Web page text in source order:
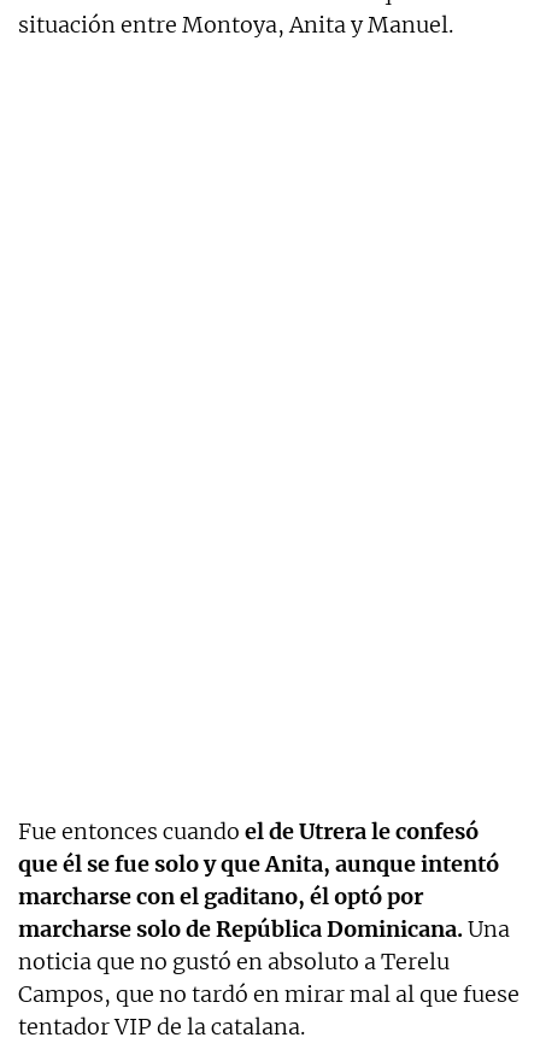
situación entre Montoya, Anita y Manuel.
Fue entonces cuando el de Utrera le confesó
que él se fue solo y que Anita, aunque intentó
marcharse con el gaditano, él optó por
marcharse solo de República Dominicana.Una
noticia que no gustó en absoluto a Terelu
Campos, que no tardó en mirar mal al que fuese
tentador VIP de la catalana.